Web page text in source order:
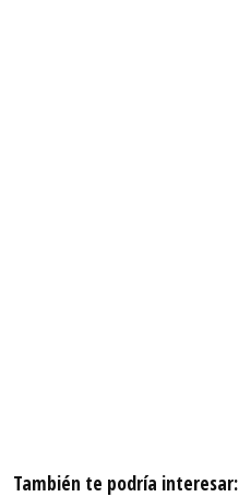
También te podría interesar: